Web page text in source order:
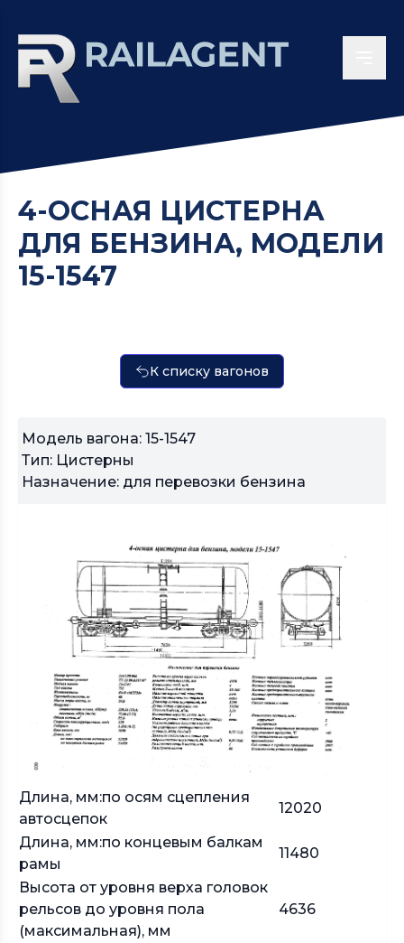
4-ОСНАЯ ЦИСТЕРНА
ДЛЯ БЕНЗИНА, МОДЕЛИ
15-1547
К списку вагонов
Модель вагона: 15-1547
Тип: Цистерны
Назначение: для перевозки бензина
Длина, мм:по осям сцепления
автосцепок
12020
Длина, мм:по концевым балкам
рамы
11480
Высота от уровня верха головок
рельсов до уровня пола
(максимальная), мм
4636